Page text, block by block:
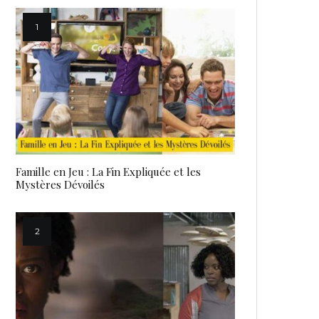
Famille en Jeu : La Fin Expliquée et les
Mystères Dévoilés